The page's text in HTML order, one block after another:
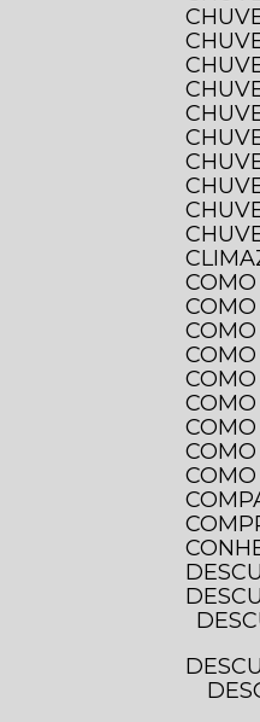
DESCUBRA COMO OS INSTRUMENTOS DE MEDIÇÃO ELETRÔNICOS TRANSFORMAM A PRECISÃO EM DIVERSAS
DESCUBRA COMO UM PAQUÍMETRO DIGITAL COM PROTEÇÃO IP-54 PODE TRANSFORMAR SUAS MEDIDAS E